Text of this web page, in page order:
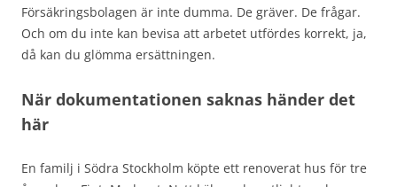
Försäkringsbolagen är inte dumma. De gräver. De frågar.
Och om du inte kan bevisa att arbetet utfördes korrekt, ja,
då kan du glömma ersättningen.
När dokumentationen saknas händer det
här
En familj i Södra Stockholm köpte ett renoverat hus för tre